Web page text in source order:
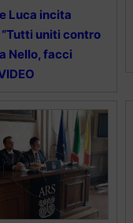
Luca incita
uniti contro
Nello, facci